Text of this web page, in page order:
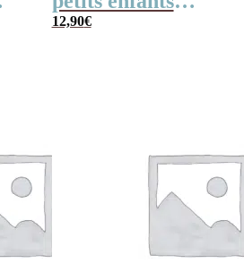
parfaits” – De 2 à
12,90€